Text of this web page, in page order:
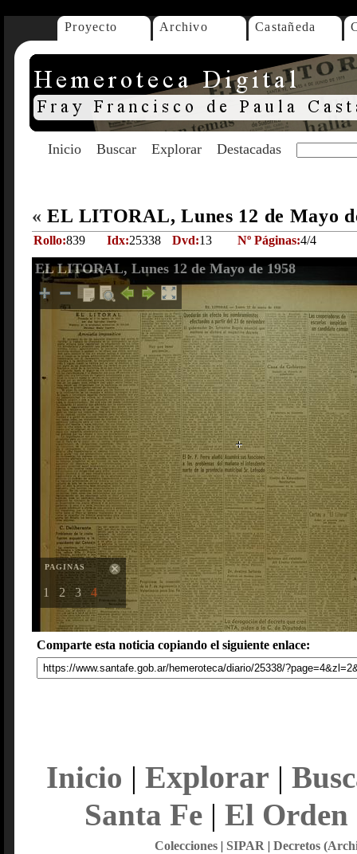
Proyecto Archivo Castañeda
Inicio Buscar Explorar Destacadas
« EL LITORAL, Lunes 12 de Mayo
Rollo:839 Idx:25338 Dvd:13 Nº Páginas:4/4
EL LITORAL, Lunes 12 de Mayo de 1958
PAGINAS
1 2 3 4
Comparte esta noticia copiando el siguiente enlace:
Inicio | Explorar |
Santa Fe| El Orden
Colecciones| SIPAR | Decretos